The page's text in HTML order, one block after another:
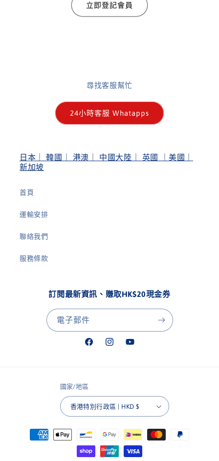
立即登記會員
尋找客服幫忙
24小時客服 Whatapps
日本｜ 韓國｜ 港澳｜ 中國大陸｜ 英國 ｜美國｜
新加坡
首頁
運輸安排
聯絡我們
服務條款
訂閱最新資訊、賺取HK$20現金券
電子郵件
FacebookInstagramYouTube
國家/地區
香港特別行政區 | HKD $